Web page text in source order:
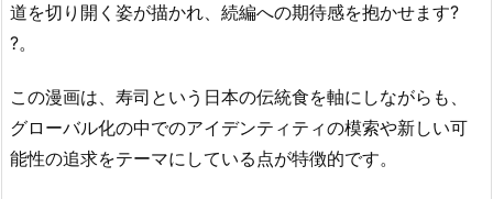
道を切り開く姿が描かれ、続編への期待感を抱かせます?
?。
この漫画は、寿司という日本の伝統食を軸にしながらも、
グローバル化の中でのアイデンティティの模索や新しい可
能性の追求をテーマにしている点が特徴的です。